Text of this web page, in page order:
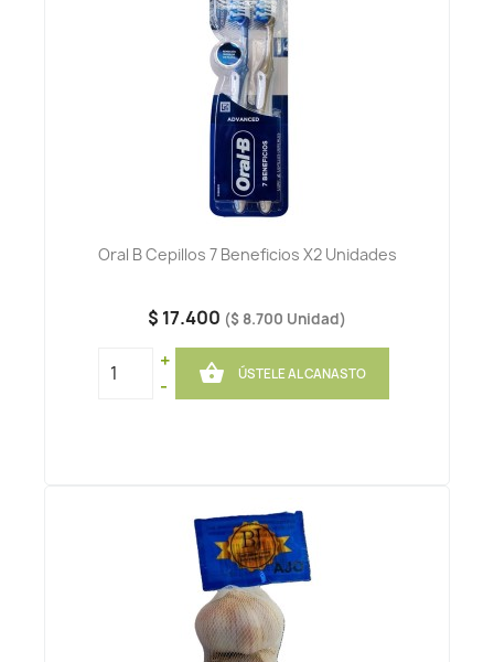
Oral B Cepillos 7 Beneficios X2 Unidades
$ 17.400 ($ 8.700 Unidad)
+
-
 ÚSTELE AL CANASTO